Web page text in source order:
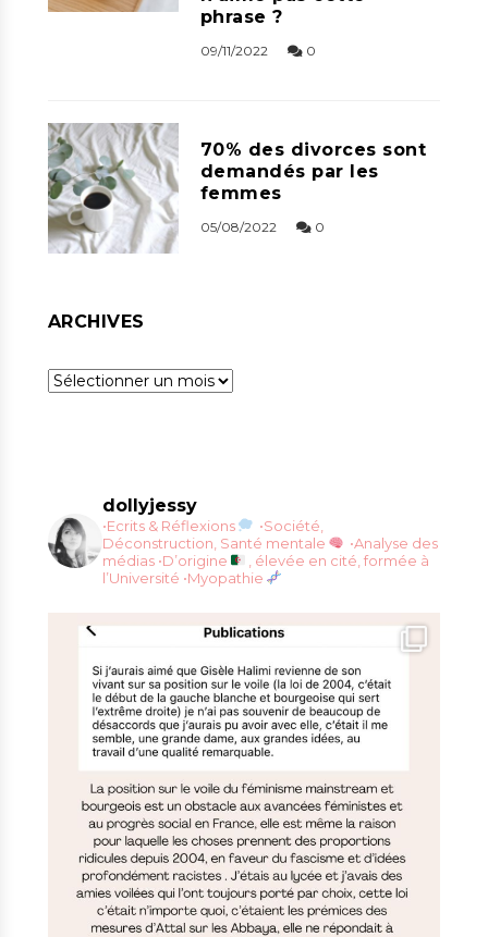
phrase ?
09/11/2022 0
70% des divorces sont
demandés par les
femmes
05/08/2022 0
ARCHIVES
Archives
dollyjessy
•Ecrits & Réflexions
•Société,
Déconstruction, Santé mentale
•Analyse des
médias •D’origine
, élevée en cité, formée à
l’Université •Myopathie